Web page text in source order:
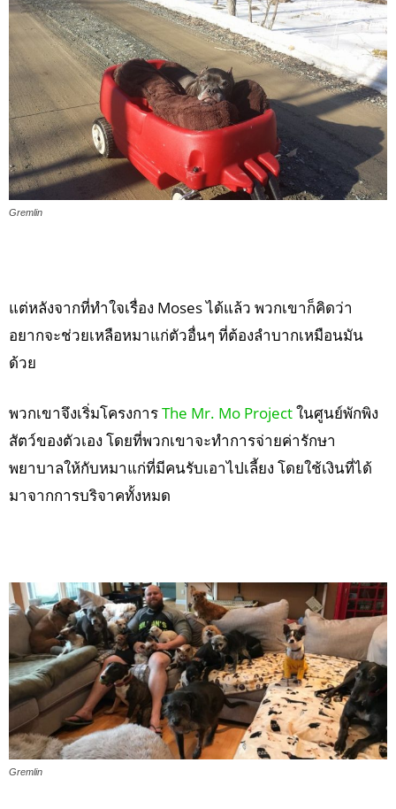
Gremlin
แต่หลังจากที่ทำใจเรื่อง Moses ได้แล้ว พวกเขาก็คิดว่า
อยากจะช่วยเหลือหมาแก่ตัวอื่นๆ ที่ต้องลำบากเหมือนมัน
ด้วย
พวกเขาจึงเริ่มโครงการThe Mr. Mo Projectในศูนย์พักพิง
สัตว์ของตัวเอง โดยที่พวกเขาจะทำการจ่ายค่ารักษา
พยาบาลให้กับหมาแก่ที่มีคนรับเอาไปเลี้ยง โดยใช้เงินที่ได้
มาจากการบริจาคทั้งหมด
Gremlin